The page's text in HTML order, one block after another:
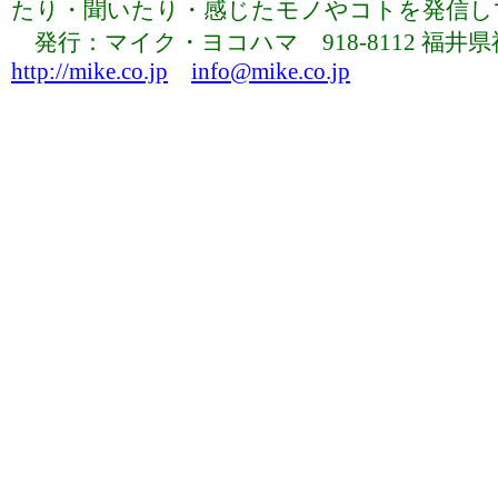
たり・聞いたり・感じたモノやコトを発信
発行：マイク・ヨコハマ 918-8112 福井
http://mike.co.jp
info@mike.co.jp